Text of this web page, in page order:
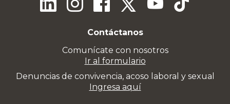
Contáctanos
Comunícate con nosotros
Ir al formulario
Denuncias de convivencia, acoso laboral y sexual
Ingresa aquí